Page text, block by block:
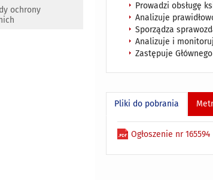
Prowadzi obsługę
Analizuje
Sporządza
Analizuje i
Zastępuje
Pliki do pobrania
Ogłoszenie nr
ochrony